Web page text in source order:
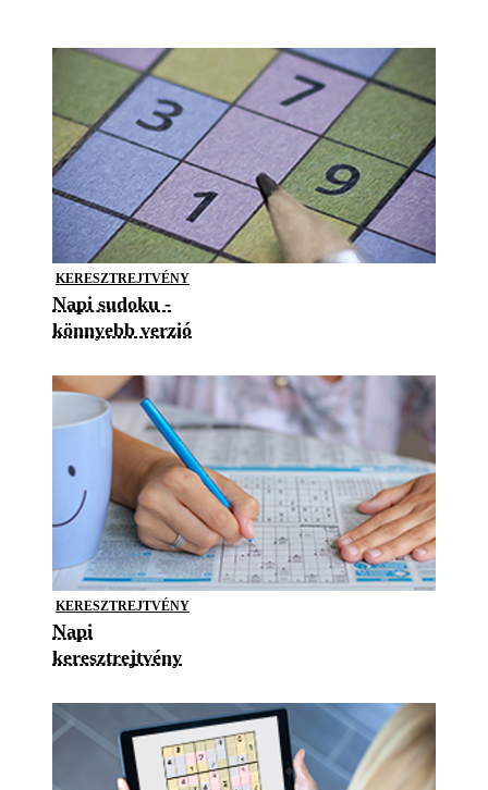
KERESZTREJTVÉNY
Napi sudoku -
könnyebb verzió
KERESZTREJTVÉNY
Napi
keresztrejtvény